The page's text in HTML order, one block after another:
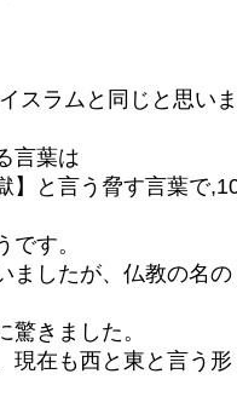
スラムと同じと思いま
言葉は
】と言う脅す言葉で
す。
ましたが、仏教の名の
驚きました。
現在も西と東と言う形